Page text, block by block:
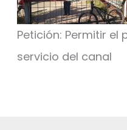
Petición: Permitir el
servicio del canal